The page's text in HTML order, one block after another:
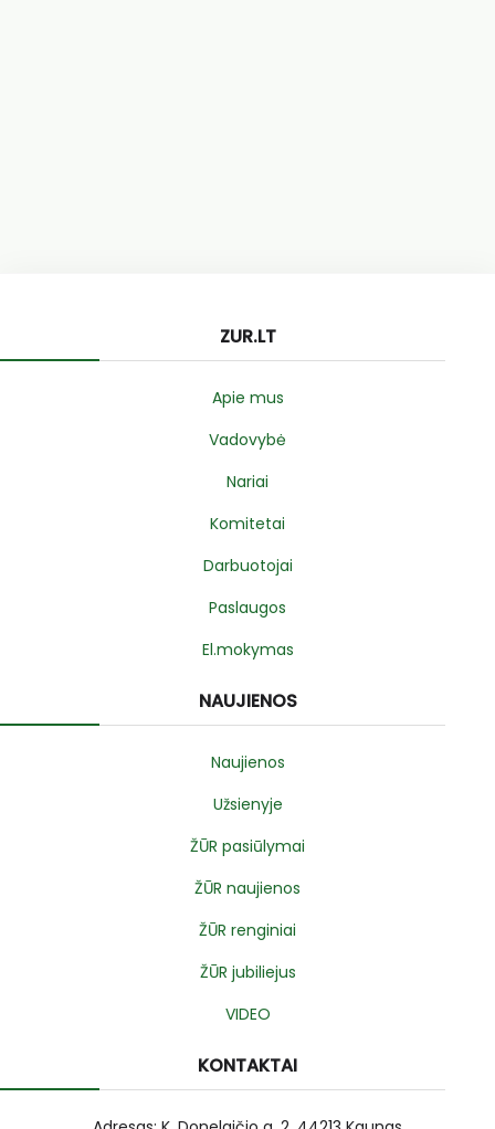
ZUR.LT
Apie mus
Vadovybė
Nariai
Komitetai
Darbuotojai
Paslaugos
El.mokymas
NAUJIENOS
Naujienos
Užsienyje
ŽŪR pasiūlymai
ŽŪR naujienos
ŽŪR renginiai
ŽŪR jubiliejus
VIDEO
KONTAKTAI